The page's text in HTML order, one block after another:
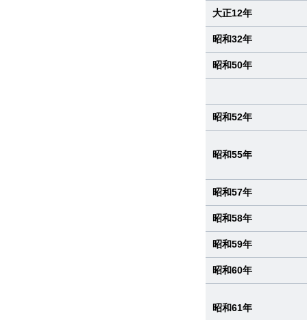
大正12年
昭和32年
昭和50年
昭和52年
昭和55年
昭和57年
昭和58年
昭和59年
昭和60年
昭和61年